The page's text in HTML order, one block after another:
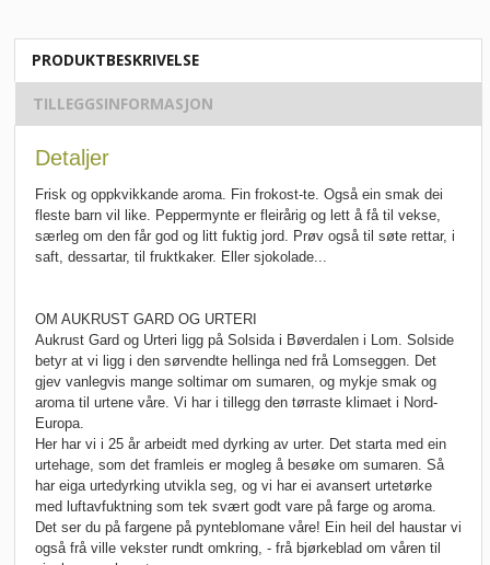
PRODUKTBESKRIVELSE
TILLEGGSINFORMASJON
Detaljer
Frisk og oppkvikkande aroma. Fin frokost-te. Også ein smak dei
fleste barn vil like. Peppermynte er fleirårig og lett å få til vekse,
særleg om den får god og litt fuktig jord. Prøv også til søte rettar, i
saft, dessartar, til fruktkaker. Eller sjokolade...
OM AUKRUST GARD OG URTERI
Aukrust Gard og Urteri ligg på Solsida i Bøverdalen i Lom. Solside
betyr at vi ligg i den sørvendte hellinga ned frå Lomseggen. Det
gjev vanlegvis mange soltimar om sumaren, og mykje smak og
aroma til urtene våre. Vi har i tillegg den tørraste klimaet i Nord-
Europa.
Her har vi i 25 år arbeidt med dyrking av urter. Det starta med ein
urtehage, som det framleis er mogleg å besøke om sumaren. Så
har eiga urtedyrking utvikla seg, og vi har ei avansert urtetørke
med luftavfuktning som tek svært godt vare på farge og aroma.
Det ser du på fargene på pynteblomane våre! Ein heil del haustar vi
også frå ville vekster rundt omkring, - frå bjørkeblad om våren til